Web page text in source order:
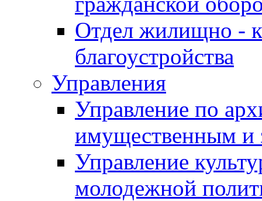
Отдел жилищно -
благоустройства
Управления
Управление по
имущественным и
Управление
молодежной